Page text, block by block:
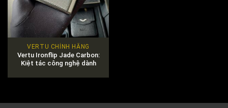
VERTU CHÍNH HÃNG
Vertu Ironflip Jade Carbon:
Kiệt tác công nghệ dành